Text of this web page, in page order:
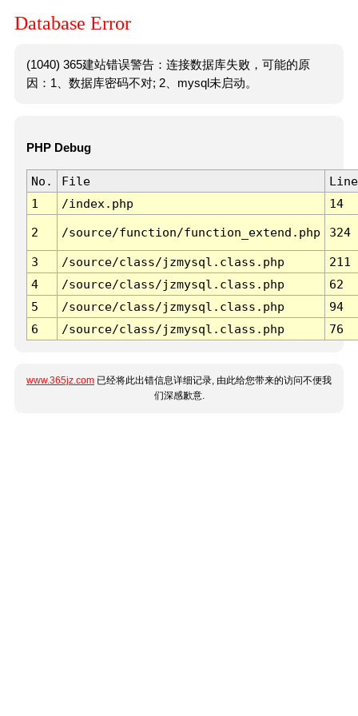
Database Error
(1040) 365建站错误警告：连接数据库失败，可能的原
因：1、数据库密码不对; 2、mysql未启动。
PHP Debug
No. File
Line
1
/index.php 14
2 /source/function/function_extend.php 324
3 /source/class/jzmysql.class.php
211
4
/source/class/jzmysql.class.php
62
5
/source/class/jzmysql.class.php
94
6
/source/class/jzmysql.class.php 76
www.365jz.com 已经将此出错信息详细记录, 由此给您带来的访问不便我
们深感歉意.